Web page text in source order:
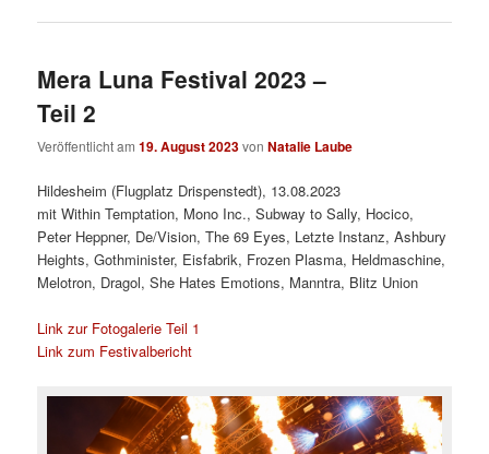
Mera Luna Festival 2023 –
Teil 2
Veröffentlicht am19. August 2023vonNatalie Laube
Hildesheim (Flugplatz Drispenstedt), 13.08.2023
mit Within Temptation, Mono Inc., Subway to Sally, Hocico,
Peter Heppner, De/Vision, The 69 Eyes, Letzte Instanz, Ashbury
Heights, Gothminister, Eisfabrik, Frozen Plasma, Heldmaschine,
Melotron, Dragol, She Hates Emotions, Manntra, Blitz Union
Link zur Fotogalerie Teil 1
Link zum Festivalbericht